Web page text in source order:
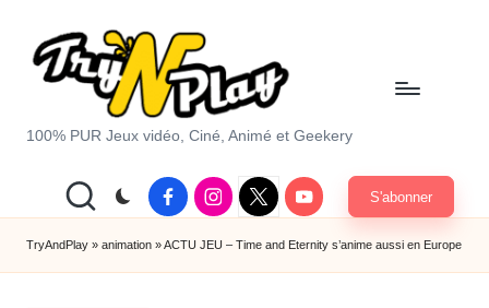
T
y
A
100% PUR Jeux vidéo, Ciné, Animé et Geekery
FacebookInstagram
X
|
Twitter
Youtube S'abonner
TryAndPlay » animation »ACTU JEU – Time and Eternity s’anime aussi en Europe